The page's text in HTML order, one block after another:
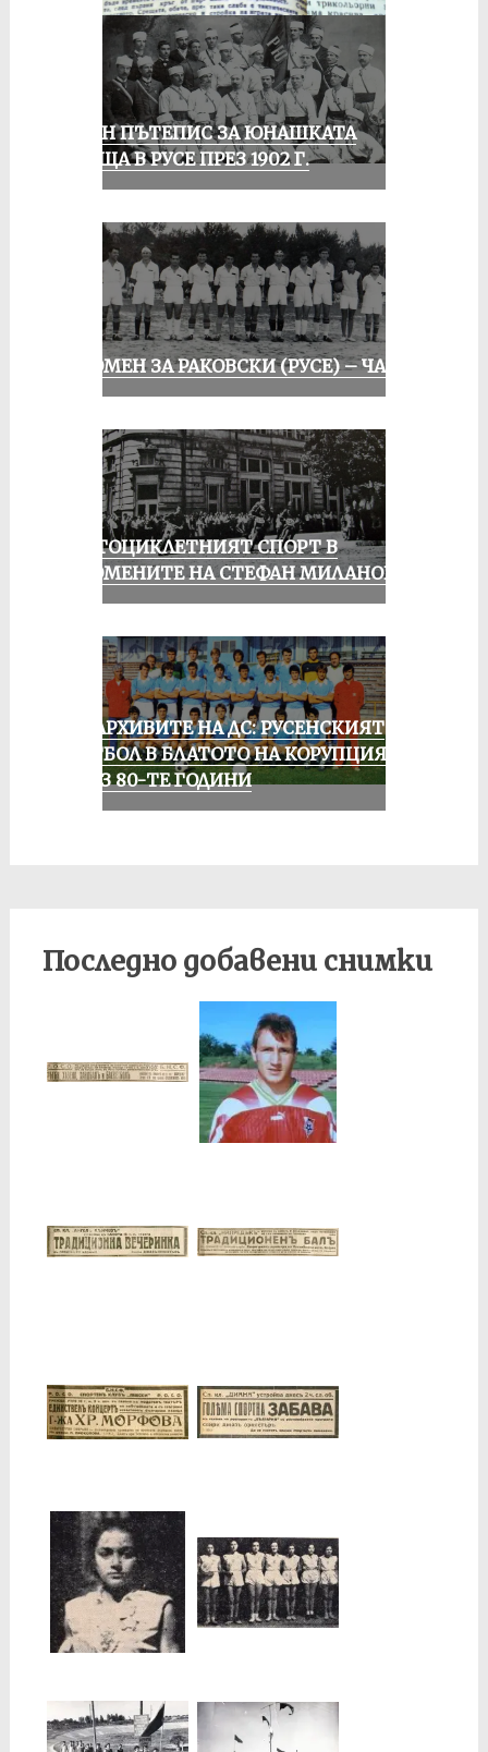
ЕДИН ПЪТЕПИС ЗА ЮНАШКАТА
СРЕЩА В РУСЕ ПРЕЗ 1902 Г.
СПОМЕН ЗА РАКОВСКИ (РУСЕ) – ЧАСТ I
МОТОЦИКЛЕТНИЯТ СПОРТ В
СПОМЕНИТЕ НА СТЕФАН МИЛАНОВ
ИЗ АРХИВИТЕ НА ДС: РУСЕНСКИЯТ
ФУТБОЛ В БЛАТОТО НА КОРУПЦИЯТА
ПРЕЗ 80-ТЕ ГОДИНИ
Последно добавени снимки